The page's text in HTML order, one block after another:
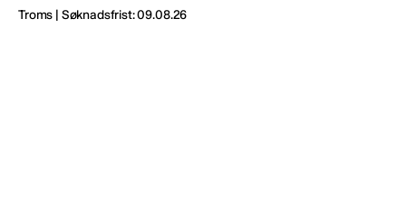
Troms | Søknadsfrist: 09.08.26